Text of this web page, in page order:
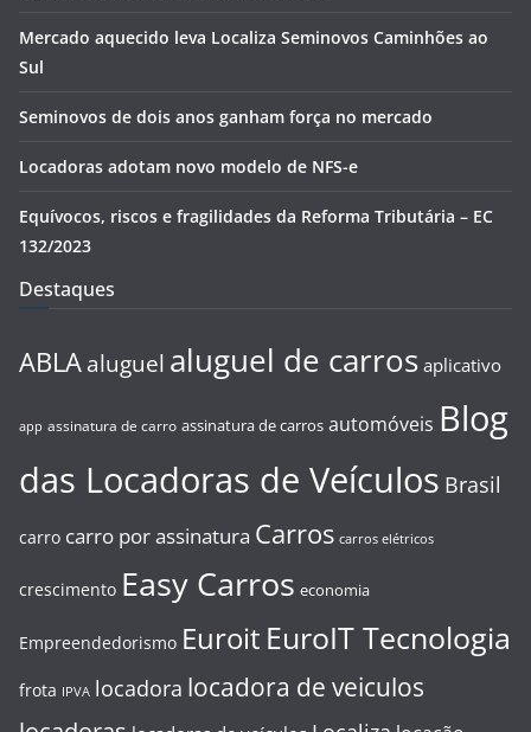
Mercado aquecido leva Localiza Seminovos Caminhões ao
Sul
Seminovos de dois anos ganham força no mercado
Locadoras adotam novo modelo de NFS-e
Equívocos, riscos e fragilidades da Reforma Tributária – EC
132/2023
Destaques
ABLA aluguel aluguel de carros aplicativo
app assinatura de carro assinatura de carros automóveis Blog
das Locadoras de Veículos Brasil
carro carro por assinatura Carros carros elétricos
crescimento Easy Carros economia
Empreendedorismo Euroit EuroIT Tecnologia
frota IPVA locadora locadora de veiculos